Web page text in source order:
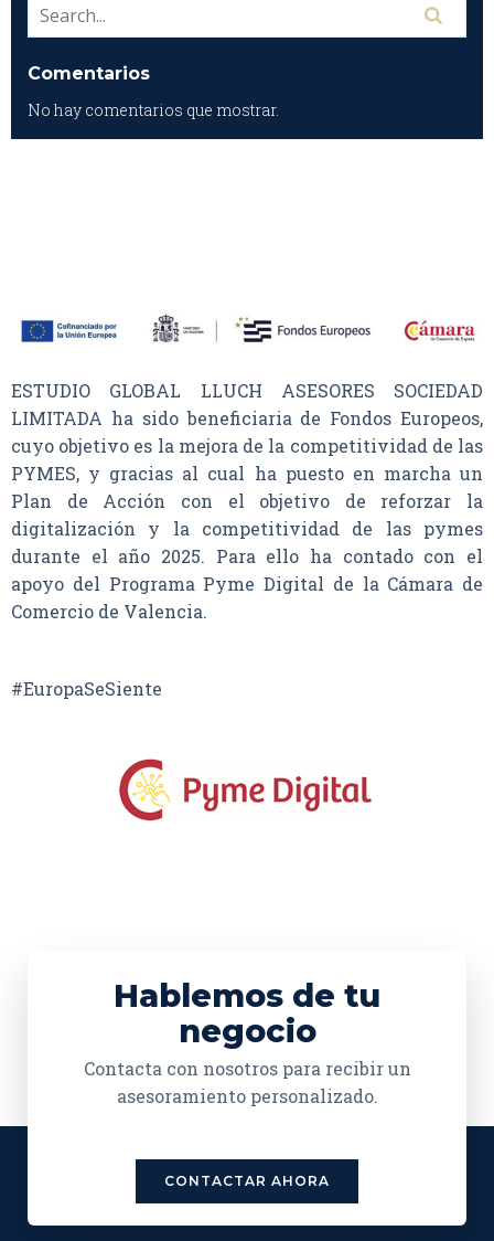
Comentarios
No hay comentarios que mostrar.
ESTUDIO GLOBAL LLUCH ASESORES SOCIEDAD
LIMITADA ha sido beneficiaria de Fondos Europeos,
cuyo objetivo es la mejora de la competitividad de las
PYMES, y gracias al cual ha puesto en marcha un
Plan de Acción con el objetivo de reforzar la
digitalización y la competitividad de las pymes
durante el año 2025. Para ello ha contado con el
apoyo del Programa Pyme Digital de la Cámara de
Comercio de Valencia.
#EuropaSeSiente
Hablemos de tu
negocio
Contacta con nosotros para recibir un
asesoramiento personalizado.
CONTACTAR AHORA